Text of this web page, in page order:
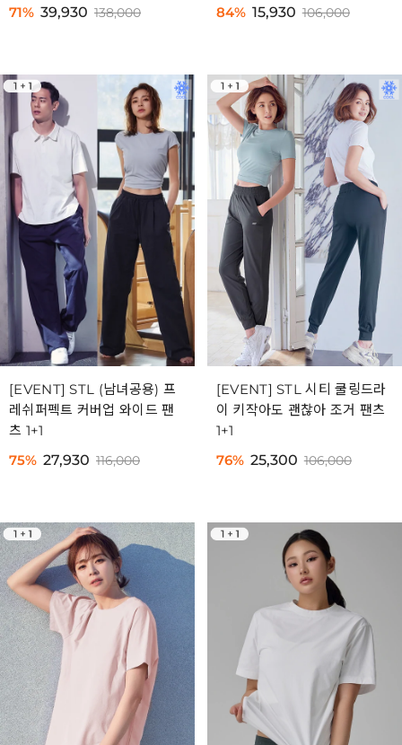
71% 39,930 138,000
84% 15,930 106,000
[EVENT] STL (남녀공용) 프
레쉬퍼펙트 커버업 와이드 팬
츠 1+1
75% 27,930 116,000
[EVENT] STL 시티 쿨링드라
이 키작아도 괜찮아 조거 팬츠
1+1
76% 25,300 106,000